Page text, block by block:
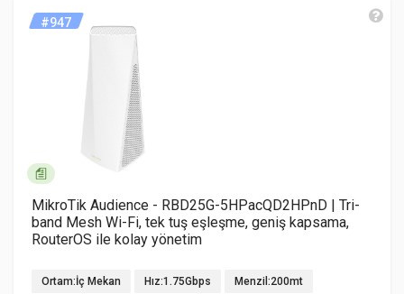
#947
MikroTik Audience - RBD25G-5HPacQD2HPnD | Tri-
band Mesh Wi-Fi, tek tuş eşleşme, geniş kapsama,
RouterOS ile kolay yönetim
Ortam:İç Mekan Hız:1.75Gbps Menzil:200mt